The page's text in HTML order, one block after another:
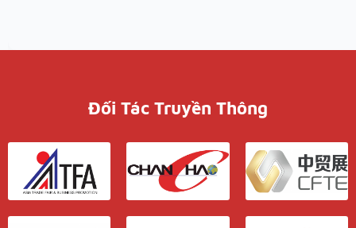
Đối Tác Truyền Thông